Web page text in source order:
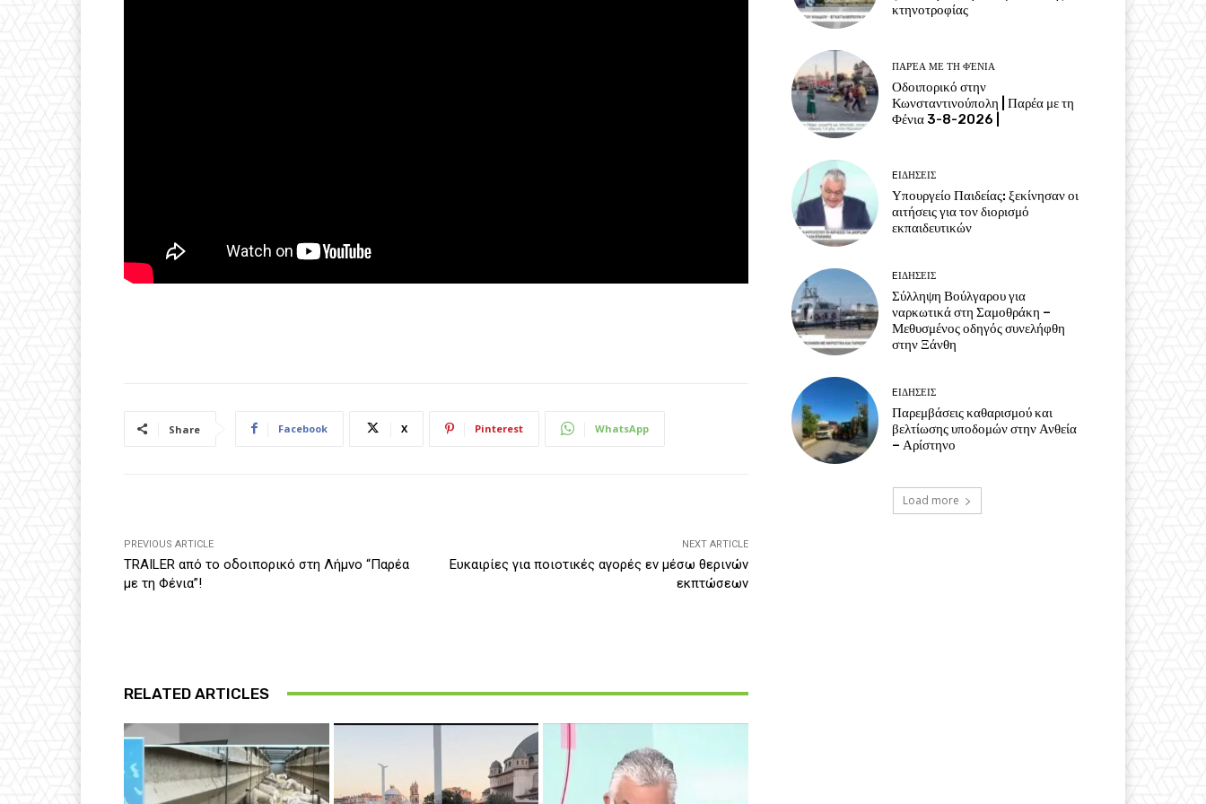
Share Facebook X Pinterest WhatsApp
PREVIOUS ARTICLE
TRAILER από το οδοιπορικό στη Λήμνο “Παρέα
με τη Φένια”!
NEXT ARTICLE
Ευκαιρίες για ποιοτικές αγορές εν μέσω θερινών
εκπτώσεων
RELATED ARTICLES
κτηνοτροφίας
ΠΑΡΈΑ ΜΕ ΤΗ ΦΈΝΙΑ
Οδοιπορικό στην
Κωνσταντινούπολη | Παρέα με τη
Φένια 3-8-2026 |
EΙΔΗΣΕΙΣ
Υπουργείο Παιδείας: ξεκίνησαν οι
αιτήσεις για τον διορισμό
εκπαιδευτικών
EΙΔΗΣΕΙΣ
Σύλληψη Βούλγαρου για
ναρκωτικά στη Σαμοθράκη –
Μεθυσμένος οδηγός συνελήφθη
στην Ξάνθη
EΙΔΗΣΕΙΣ
Παρεμβάσεις καθαρισμού και
βελτίωσης υποδομών στην Ανθεία
– Αρίστηνο
Load more